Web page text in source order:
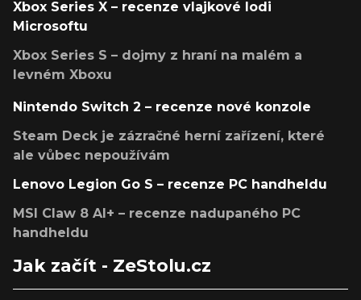
Xbox Series X – recenze vlajkové lodi
Microsoftu
Xbox Series S – dojmy z hraní na malém a
levném Xboxu
Nintendo Switch 2 – recenze nové konzole
Steam Deck je zázračné herní zařízení, které
ale vůbec nepoužívám
Lenovo Legion Go S – recenze PC handheldu
MSI Claw 8 AI+ – recenze nadupaného PC
handheldu
Jak začít - ZeStolu.cz